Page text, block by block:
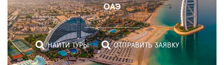
ОАЭ
НАЙТИ ТУРЫ ОТПРАВИТЬ ЗАЯВКУ